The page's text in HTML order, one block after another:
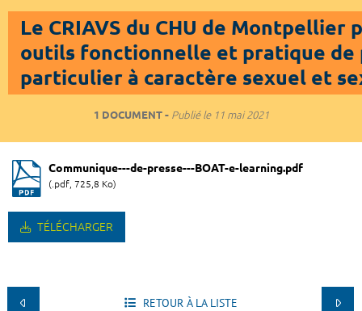
Le CRIAVS du CHU de Montpellier
outils fonctionnelle et pratique de
particulier à caractère sexuel et
1 DOCUMENT Publié le11 mai 2021
Communique---de-presse---BOAT-e-learning.pdf
(.pdf, 725,8 Ko)
TÉLÉCHARGER
RETOUR À LA LISTE